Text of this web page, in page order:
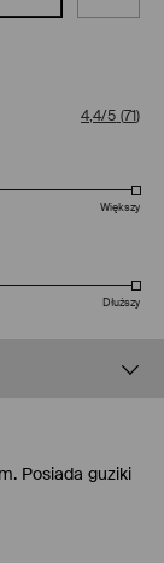
4,4/5 (71)
Większy
Dłuższy
Posiada guziki